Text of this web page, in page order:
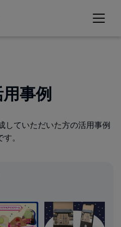
事例
していただいた方の活用事例
す。